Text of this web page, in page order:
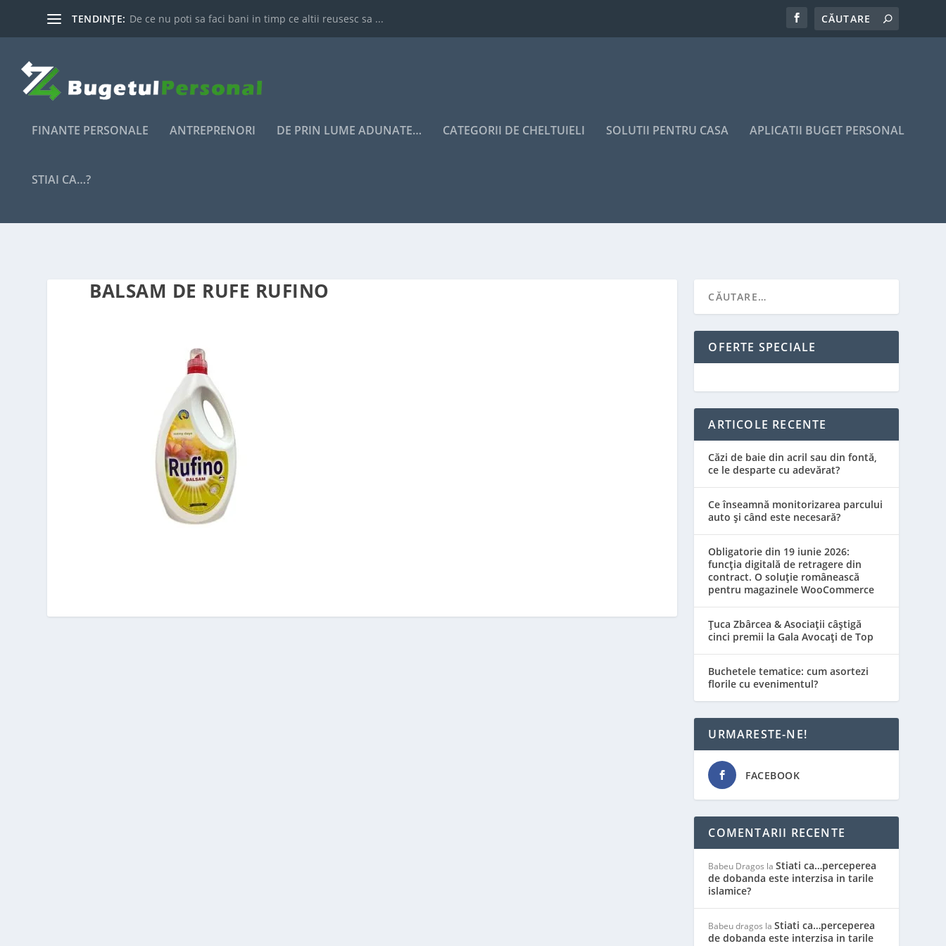
TENDINȚE: De ce nu poti sa faci bani in timp ce altii reusesc sa ...
FINANTE PERSONALE ANTREPRENORI DE PRIN LUME ADUNATE… CATEGORII DE CHELTUIELI SOLUTII PENTRU CASA APLICATII BUGET PERSONAL
STIAI CA…?
BALSAM DE RUFE RUFINO
OFERTE SPECIALE
ARTICOLE RECENTE
Căzi de baie din acril sau din fontă,
ce le desparte cu adevărat?
Ce înseamnă monitorizarea parcului
auto și când este necesară?
Obligatorie din 19 iunie 2026:
funcția digitală de retragere din
contract. O soluție românească
pentru magazinele WooCommerce
Țuca Zbârcea & Asociații câștigă
cinci premii la Gala Avocați de Top
Buchetele tematice: cum asortezi
florile cu evenimentul?
URMARESTE-NE!
FACEBOOK
COMENTARII RECENTE
Babeu Dragos laStiati ca…perceperea
de dobanda este interzisa in tarile
islamice?
Babeu dragos laStiati ca…perceperea
de dobanda este interzisa in tarile